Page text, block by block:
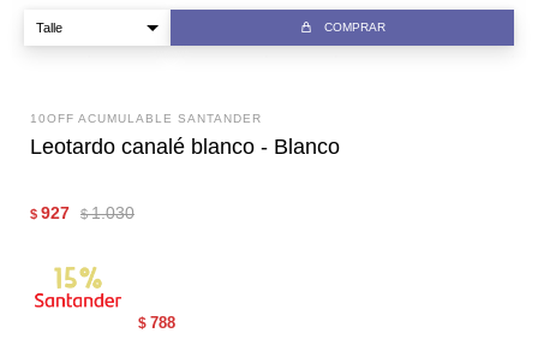
COMPRAR
10OFF ACUMULABLE SANTANDER
Leotardo canalé blanco - Blanco
$ 927 $ 1.030
$ 788